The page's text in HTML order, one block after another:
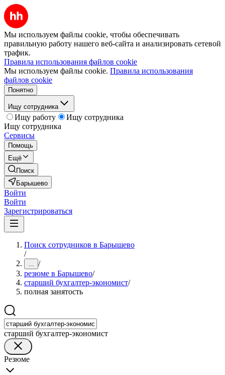
Мы используем файлы cookie, чтобы обеспечивать
правильную работу нашего веб-сайта и анализировать сетевой
трафик.
Правила использования файлов cookie
Мы используем файлы cookie. Правила использования
файлов cookie
Понятно
Ищу сотрудника
Ищу работу
Ищу сотрудника
Ищу сотрудника
Сервисы
Помощь
Ещё
Поиск
Барышево
Войти
Войти
Зарегистрироваться
Поиск сотрудников в Барышево
/
... /
резюме в Барышево/
старший бухгалтер-экономист/
полная занятость
старший бухгалтер-экономист
Резюме